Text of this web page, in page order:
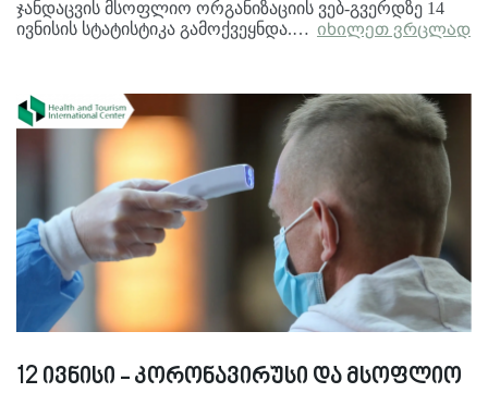
ჯანდაცვის მსოფლიო ორგანიზაციის ვებ-გვერდზე 14
ივნისის სტატისტიკა გამოქვეყნდა.… იხილეთ ვრცლად
12 ივნისი - კორონავირუსი და მსოფლიო